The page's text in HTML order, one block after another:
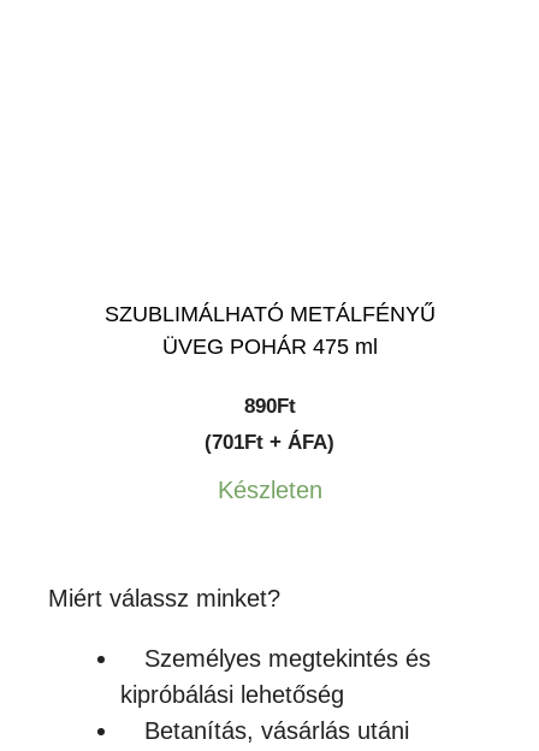
SZUBLIMÁLHATÓ METÁLFÉNYŰ
ÜVEG POHÁR 475 ml
890Ft
(701Ft + ÁFA)
Készleten
Miért válassz minket?
Személyes megtekintés és
kipróbálási lehetőség
Betanítás, vásárlás utáni